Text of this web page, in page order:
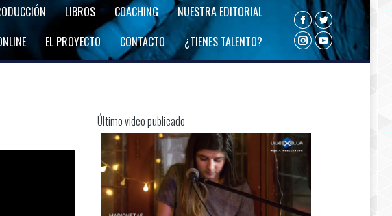
LIBROS COACHING
NUESTRA EDITORIAL
EL PROYECTO CONTACTO ¿TIENES TALENTO?
Facebook
Twitter
Instagram
YouTube
Último video publicado